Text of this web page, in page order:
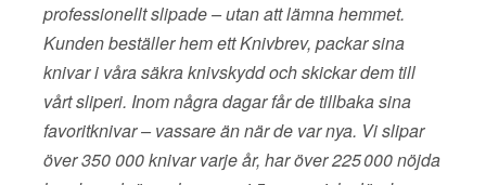
professionellt slipade – utan att lämna hemmet.
Kunden beställer hem ett Knivbrev, packar sina
knivar i våra säkra knivskydd och skickar dem till
vårt sliperi. Inom några dagar får de tillbaka sina
favoritknivar – vassare än när de var nya. Vi slipar
över 350 000 knivar varje år, har över 225 000 nöjda